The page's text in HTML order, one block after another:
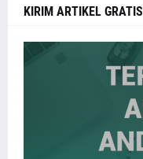
KIRIM ARTIKEL GRATIS